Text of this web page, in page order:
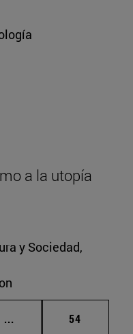
a la utopía
y Sociedad,
... Páginas intermedias
Página
54